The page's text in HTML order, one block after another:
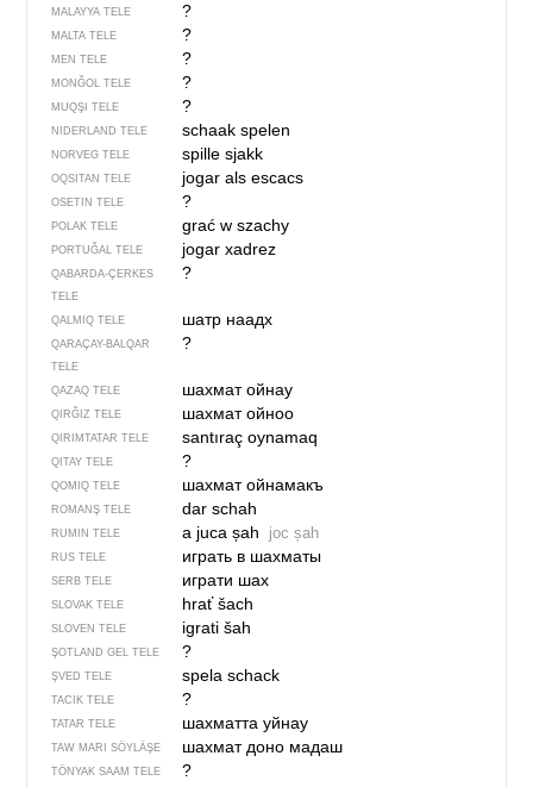
MALAYYA TELE ?
MALTA TELE ?
MEN TELE ?
MONĞOL TELE ?
MUQŞI TELE ?
NIDERLAND TELE schaak spelen
NORVEG TELE spille sjakk
OQSITAN TELE jogar als escacs
OSETIN TELE ?
POLAK TELE grać w szachy
PORTUĞAL TELE jogar xadrez
QABARDA-ÇERKES
TELE
?
QALMIQ TELE шатр наадх
QARAÇAY-BALQAR
TELE
?
QAZAQ TELE шахмат ойнау
QIRĞIZ TELE шахмат ойноо
QIRIMTATAR TELE santıraç oynamaq
QITAY TELE ?
QOMIQ TELE шахмат ойнамакъ
ROMANŞ TELE dar schah
RUMIN TELE a juca șah joc șah
RUS TELE играть в шахматы
SERB TELE играти шах
SLOVAK TELE hrať šach
SLOVEN TELE igrati šah
ŞOTLAND GEL TELE ?
ŞVED TELE spela schack
TACIK TELE ?
TATAR TELE шахматта уйнау
TAW MARI SÖYLÄŞE шахмат доно мадаш
TÖNYAK SAAM TELE ?